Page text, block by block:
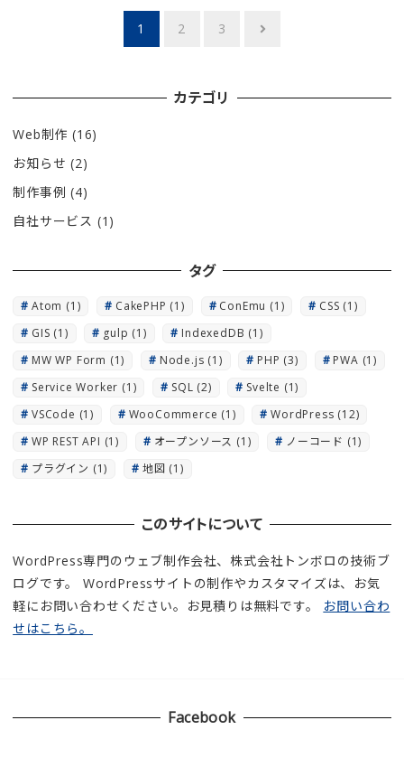
の
ペ
ー
ジ
送
1 2 3
カテゴリ
Web制作 (16)
お知らせ (2)
制作事例 (4)
自社サービス (1)
タグ
Atom (1) CakePHP (1) ConEmu (1) CSS (1)
GIS (1) gulp (1) IndexedDB (1)
MW WP Form (1) Node.js (1) PHP (3) PWA (1)
Service Worker (1) SQL (2) Svelte (1)
VSCode (1) WooCommerce (1) WordPress (12)
WP REST API (1) オープンソース (1) ノーコード (1)
プラグイン (1) 地図 (1)
このサイトについて
WordPress専門のウェブ制作会社、株式会社トンボロの技術ブ
ログです。 WordPressサイトの制作やカスタマイズは、お気
軽にお問い合わせください。お見積りは無料です。 お問い合わ
せはこちら。
Facebook